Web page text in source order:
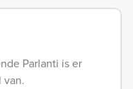
Parlanti is er